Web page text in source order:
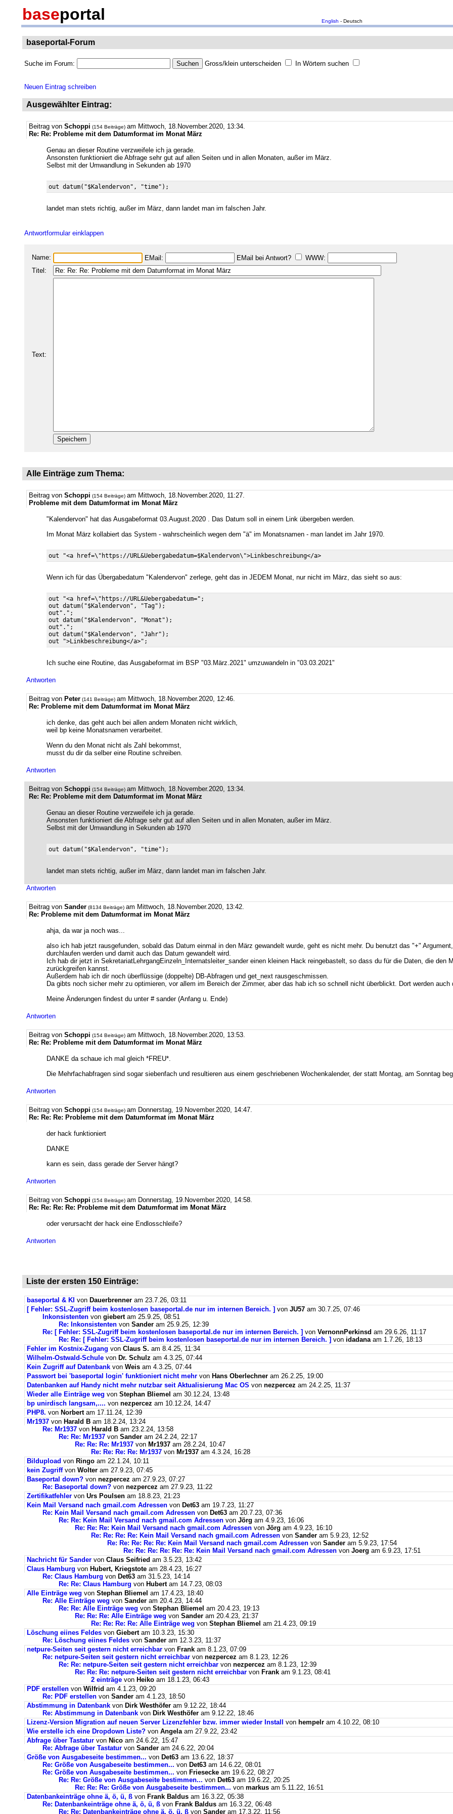
baseportal English - Deutsch
baseportal-Forum
Suche im Forum: Gross/klein unterscheiden In Wörtern suchen
Neuen Eintrag schreiben
Ausgewählter Eintrag:
Beitrag von Schoppi (154 Beiträge) am Mittwoch, 18.November.2020, 13:34.
Re: Re: Probleme mit dem Datumformat im Monat März
Genau an dieser Routine verzweifele ich ja gerade.
Ansonsten funktioniert die Abfrage sehr gut auf allen Seiten und in allen Monaten, außer im März.
Selbst mit der Umwandlung in Sekunden ab 1970
landet man stets richtig, außer im März, dann landet man im falschen Jahr.
Antwortformular einklappen
Name: EMail: EMail bei Antwort?
WWW:
Titel:
Text:
Alle Einträge zum Thema:
Beitrag von Schoppi (154 Beiträge) am Mittwoch, 18.November.2020, 11:27.
Probleme mit dem Datumformat im Monat März
"Kalendervon" hat das Ausgabeformat 03.August.2020 . Das Datum soll in einem Link übergeben werden.
Im Monat März kollabiert das System - wahrscheinlich wegen dem "ä" im Monatsnamen - man landet im Jahr 1970.
Wenn ich für das Übergabedatum "Kalendervon" zerlege, geht das in JEDEM Monat, nur nicht im März, das sieht so aus:
out "<a href=\"https://URL&Uebergabedatum=";
out datum("$Kalendervon", "Tag");
out".";
out datum("$Kalendervon", "Monat");
out".";
out datum("$Kalendervon", "Jahr");
Ich suche eine Routine, das Ausgabeformat im BSP "03.März.2021" umzuwandeln in "03.03.2021"
Antworten
Beitrag von Peter (141 Beiträge) am Mittwoch, 18.November.2020, 12:46.
Re: Probleme mit dem Datumformat im Monat März
ich denke, das geht auch bei allen andern Monaten nicht wirklich,
weil bp keine Monatsnamen verarbeitet.
Wenn du den Monat nicht als Zahl bekommst,
musst du dir da selber eine Routine schreiben.
Antworten
Beitrag von Schoppi (154 Beiträge) am Mittwoch, 18.November.2020, 13:34.
Re: Re: Probleme mit dem Datumformat im Monat März
Genau an dieser Routine verzweifele ich ja gerade.
Ansonsten funktioniert die Abfrage sehr gut auf allen Seiten und in allen Monaten, außer im März.
Selbst mit der Umwandlung in Sekunden ab 1970
landet man stets richtig, außer im März, dann landet man im falschen Jahr.
Antworten
Beitrag von Sander (8134 Beiträge) am Mittwoch, 18.November.2020, 13:42.
Re: Probleme mit dem Datumformat im Monat März
ahja, da war ja noch was...
also ich hab jetzt rausgefunden, sobald das Datum einmal in den März gewandelt wurde, geht es nicht mehr. Du benutzt das "+"
durchlaufen werden und damit auch das Datum gewandelt wird.
Ich hab dir jetzt in SekretariatLehrgangEinzeln_Internatsleiter_sander einen kleinen Hack reingebastelt, so dass du für die Daten, die den
zurückgreifen kannst.
Außerdem hab ich dir noch überflüssige (doppelte) DB-Abfragen und get_next rausgeschmissen.
Da gibts noch sicher mehr zu optimieren, vor allem im Bereich der Zimmer, aber das hab ich so schnell nicht überblickt. Dort werden
Meine Änderungen findest du unter # sander (Anfang u. Ende)
Antworten
Beitrag von Schoppi (154 Beiträge) am Mittwoch, 18.November.2020, 13:53.
Re: Re: Probleme mit dem Datumformat im Monat März
DANKE da schaue ich mal gleich *FREU*.
Die Mehrfachabfragen sind sogar siebenfach und resultieren aus einem geschriebenen Wochenkalender, der statt Montag, am Sonntag
Antworten
Beitrag von Schoppi (154 Beiträge) am Donnerstag, 19.November.2020, 14:47.
Re: Re: Re: Probleme mit dem Datumformat im Monat März
der hack funktioniert
DANKE
kann es sein, dass gerade der Server hängt?
Antworten
Beitrag von Schoppi (154 Beiträge) am Donnerstag, 19.November.2020, 14:58.
Re: Re: Re: Re: Probleme mit dem Datumformat im Monat März
oder verursacht der hack eine Endlosschleife?
Antworten
Liste der ersten 150 Einträge:
baseportal & KI von Dauerbrenner am 23.7.26, 03:11
[ Fehler: SSL-Zugriff beim kostenlosen baseportal.de nur im internen Bereich. ] von JU57 am 30.7.25, 07:46
Inkonsistenten von giebertam 25.9.25, 08:51
Re: Inkonsistenten von Sander am 25.9.25, 12:39
Re: [ Fehler: SSL-Zugriff beim kostenlosen baseportal.de nur im internen Bereich. ] von VernonnPerkinsd am 29.6.26, 11:17
Re: Re: [ Fehler: SSL-Zugriff beim kostenlosen baseportal.de nur im internen Bereich. ] von idadanaam 1.7.26, 18:13
Fehler im Kostnix-Zugang von Claus S. am 8.4.25, 11:34
Wilhelm-Ostwald-Schule von Dr. Schulz am 4.3.25, 07:44
Kein Zugriff auf Datenbank von Weis am 4.3.25, 07:44
Passwort bei 'baseportal login' funktioniert nicht mehr von Hans Oberlechner am 26.2.25, 19:00
Datenbanken auf Handy nicht mehr nutzbar seit Aktualisierung Mac OS von nezpercez am 24.2.25, 11:37
Wieder alle Einträge weg von Stephan Bliemel am 30.12.24, 13:48
bp unirdisch langsam,.... von nezpercez am 10.12.24, 14:47
PHP8. von Norbertam 17.11.24, 12:39
Mr1937 von Harald B am 18.2.24, 13:24
Re: Mr1937 von Harald B am 23.2.24, 13:58
Re: Re: Mr1937 von Sander am 24.2.24, 22:17
Re: Re: Re: Mr1937 von Mr1937 am 28.2.24, 10:47
Re: Re: Re: Re: Mr1937 von Mr1937 am 4.3.24, 16:28
Bildupload von Ringo am 22.1.24, 10:11
kein Zugriffvon Wolter am 27.9.23, 07:45
Baseportal down? von nezpercez am 27.9.23, 07:27
Re: Baseportal down? von nezpercez am 27.9.23, 11:22
Zertifikatfehler von Urs Poulsen am 18.8.23, 21:23
Kein Mail Versand nach gmail.com Adressen von Det63 am 19.7.23, 11:27
Re: Kein Mail Versand nach gmail.com Adressen von Det63 am 20.7.23, 07:36
Re: Re: Kein Mail Versand nach gmail.com Adressen von Jörg am 4.9.23, 16:06
Re: Re: Re: Kein Mail Versand nach gmail.com Adressen von Jörg am 4.9.23, 16:10
Re: Re: Re: Re: Kein Mail Versand nach gmail.com Adressen von Sander am 5.9.23, 12:52
Re: Re: Re: Re: Re: Kein Mail Versand nach gmail.com Adressen von Sander am 5.9.23, 17:54
Re: Re: Re: Re: Re: Re: Kein Mail Versand nach gmail.com Adressen von Joerg am 6.9.23, 17:51
Nachricht für Sander von Claus Seifried am 3.5.23, 13:42
Claus Hamburg von Hubert, Kriegstote am 28.4.23, 16:27
Re: Claus Hamburg von Det63 am 31.5.23, 14:14
Re: Re: Claus Hamburg von Hubertam 14.7.23, 08:03
Alle Einträge weg von Stephan Bliemel am 17.4.23, 18:40
Re: Alle Einträge weg von Sander am 20.4.23, 14:44
Re: Re: Alle Einträge weg von Stephan Bliemel am 20.4.23, 19:13
Re: Re: Re: Alle Einträge weg von Sander am 20.4.23, 21:37
Re: Re: Re: Re: Alle Einträge weg von Stephan Bliemel am 21.4.23, 09:19
Löschung eiines Feldes von Giebertam 10.3.23, 15:30
Re: Löschung eiines Feldes von Sander am 12.3.23, 11:37
netpure-Seiten seit gestern nicht erreichbar von Frank am 8.1.23, 07:09
Re: netpure-Seiten seit gestern nicht erreichbar von nezpercez am 8.1.23, 12:26
Re: Re: netpure-Seiten seit gestern nicht erreichbar von nezpercez am 8.1.23, 12:39
Re: Re: Re: netpure-Seiten seit gestern nicht erreichbar von Frank am 9.1.23, 08:41
2 einträge von Heiko am 18.1.23, 06:43
PDF erstellen von Wilfrid am 4.1.23, 09:20
Re: PDF erstellen von Sander am 4.1.23, 18:50
Abstimmung in Datenbank von Dirk Westhöfer am 9.12.22, 18:44
Re: Abstimmung in Datenbank von Dirk Westhöfer am 9.12.22, 18:46
Lizenz-Version Migration auf neuen Server Lizenzfehler bzw. immer wieder Install
von hempelr am 4.10.22, 08:10
Wie erstelle ich eine Dropdown Liste? von Angela am 27.9.22, 23:42
Abfrage über Tastatur von Nico am 24.6.22, 15:47
Re: Abfrage über Tastatur von Sander am 24.6.22, 20:04
Größe von Ausgabeseite bestimmen... von Det63 am 13.6.22, 18:37
Re: Größe von Ausgabeseite bestimmen... von Det63 am 14.6.22, 08:01
Re: Größe von Ausgabeseite bestimmen... von Friesecke am 19.6.22, 08:27
Re: Re: Größe von Ausgabeseite bestimmen... von Det63 am 19.6.22, 20:25
Re: Re: Re: Größe von Ausgabeseite bestimmen... von markus am 5.11.22, 16:51
Datenbankeinträge ohne ä, ö, ü, ß von Frank Baldus am 16.3.22, 05:38
Re: Datenbankeinträge ohne ä, ö, ü, ß von Frank Baldus am 16.3.22, 06:48
Re: Re: Datenbankeinträge ohne ä, ö, ü, ß von Sander am 17.3.22, 11:56